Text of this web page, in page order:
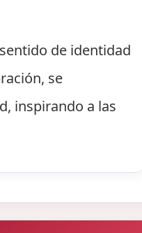
de identidad
se
inspirando a las